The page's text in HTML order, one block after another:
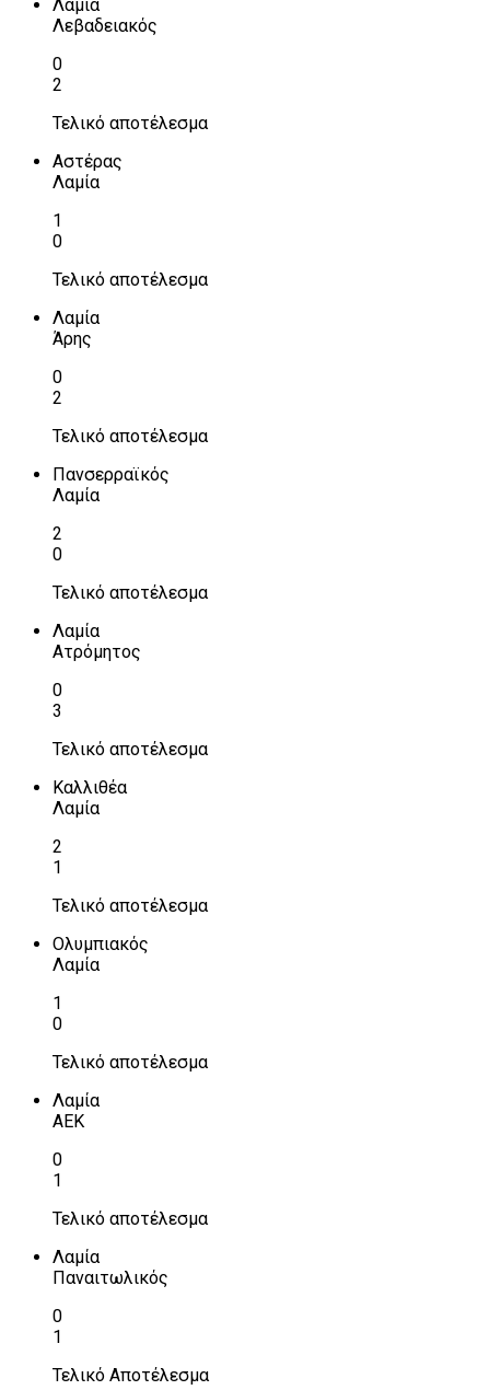
Λαμία
Λεβαδειακός
0
2
Τελικό αποτέλεσμα
Αστέρας
Λαμία
1
0
Τελικό αποτέλεσμα
Λαμία
Άρης
0
2
Τελικό αποτέλεσμα
Πανσερραϊκός
Λαμία
2
0
Τελικό αποτέλεσμα
Λαμία
Ατρόμητος
0
3
Τελικό αποτέλεσμα
Καλλιθέα
Λαμία
2
1
Τελικό αποτέλεσμα
Ολυμπιακός
Λαμία
1
0
Τελικό αποτέλεσμα
Λαμία
ΑΕΚ
0
1
Τελικό αποτέλεσμα
Λαμία
Παναιτωλικός
0
1
Τελικό Αποτέλεσμα